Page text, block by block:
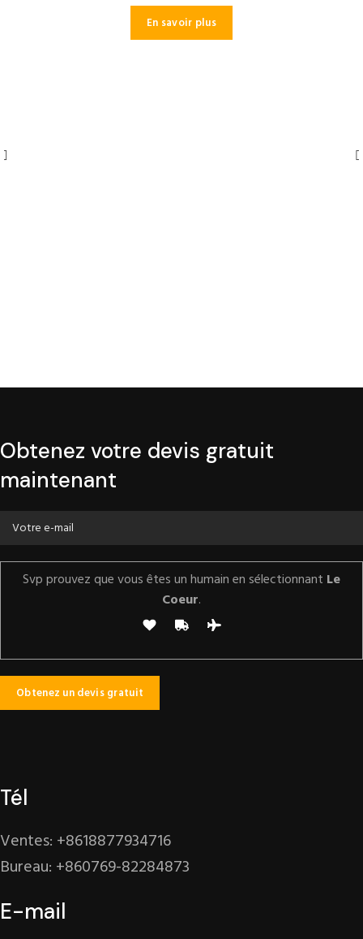
En savoir plus
Obtenez votre devis gratuit
maintenant
Svp prouvez que vous êtes un humain en sélectionnant Le
Coeur.
Tél
Ventes: +8618877934716
Bureau: +860769-82284873
E-mail